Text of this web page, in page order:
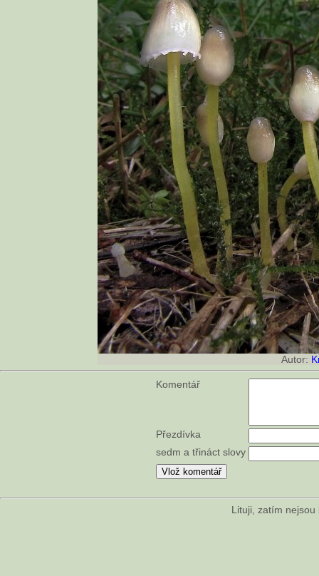
Autor:
Komentář
Přezdívka
sedm a třináct slovy
Lituji, zatím